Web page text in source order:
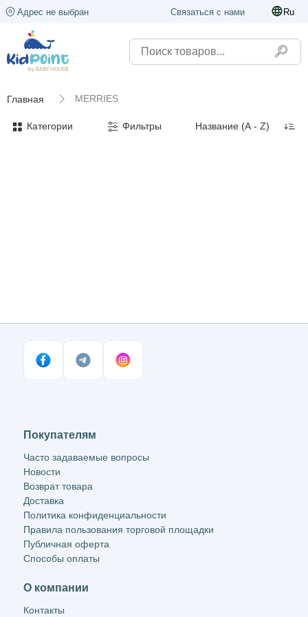
Адрес не выбран Связаться с нами Ru
Главная MERRIES
Категории Фильтры
Покупателям
Часто задаваемые вопросы
Новости
Возврат товара
Доставка
Политика конфиденциальности
Правила пользования торговой площадки
Публичная оферта
Способы оплаты
О компании
Контакты